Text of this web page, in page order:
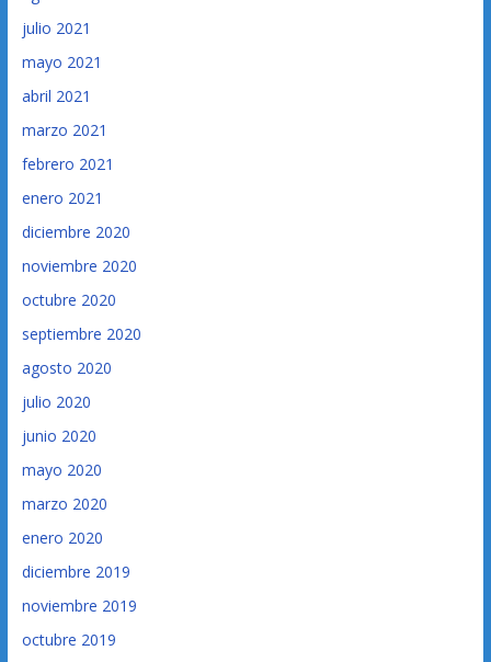
julio 2021
mayo 2021
abril 2021
marzo 2021
febrero 2021
enero 2021
diciembre 2020
noviembre 2020
octubre 2020
septiembre 2020
agosto 2020
julio 2020
junio 2020
mayo 2020
marzo 2020
enero 2020
diciembre 2019
noviembre 2019
octubre 2019